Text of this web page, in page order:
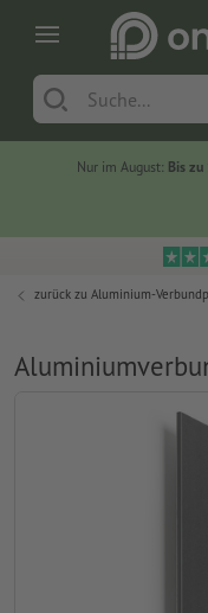
Nur im August: Bis
zurück zu Aluminium-